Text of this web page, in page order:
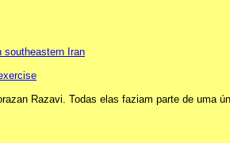
southeastern Iran
Razavi. Todas elas faziam parte de uma